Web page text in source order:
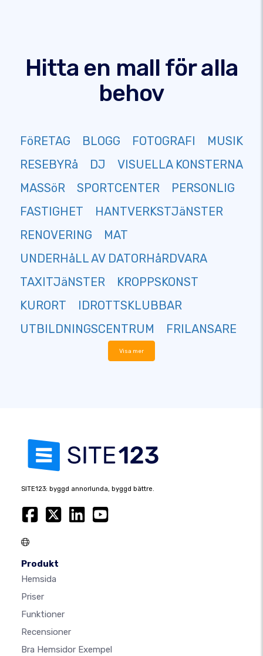
Hitta en mall för alla
behov
FöRETAG BLOGG FOTOGRAFI
MUSIK
RESEBYRå
DJ
VISUELLA KONSTERNA
MASSöR
SPORTCENTER
PERSONLIG
FASTIGHET
HANTVERKSTJäNSTER
RENOVERING
MAT
UNDERHåLL AV DATORHåRDVARA
TAXITJäNSTER
KROPPSKONST
KURORT
IDROTTSKLUBBAR
UTBILDNINGSCENTRUM
FRILANSARE
Visa mer
SITE123: byggd annorlunda, byggd bättre.
Produkt
Hemsida
Priser
Funktioner
Recensioner
Bra Hemsidor Exempel